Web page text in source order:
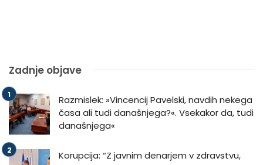
Zadnje objave
Razmislek: »Vincencij Pavelski, navdih nekega
časa ali tudi današnjega?«. Vsekakor da, tudi
današnjega«
Korupcija: “Z javnim denarjem v zdravstvu,